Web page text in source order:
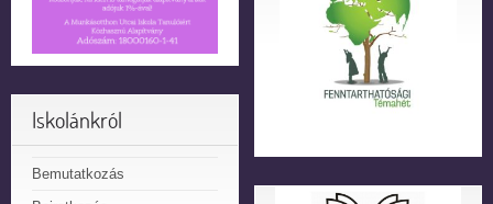
Iskolánkról
Bemutatkozás